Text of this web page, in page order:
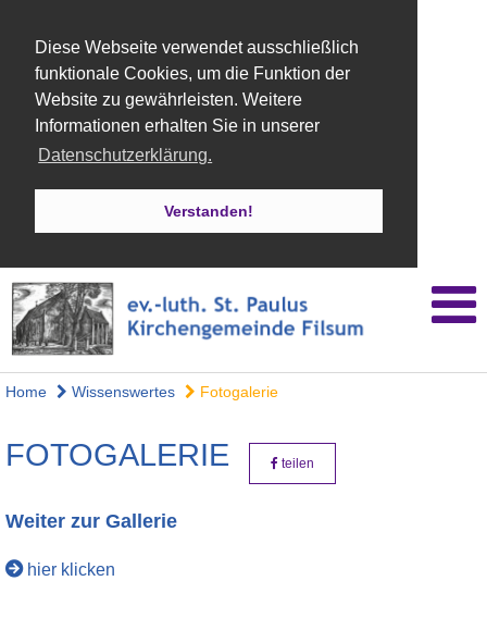
Diese Webseite verwendet ausschließlich
funktionale Cookies, um die Funktion der
Website zu gewährleisten. Weitere
Informationen erhalten Sie in unserer
Datenschutzerklärung.
Verstanden!
Home Wissenswertes Fotogalerie
FOTOGALERIE teilen
Weiter zur Gallerie
hier klicken